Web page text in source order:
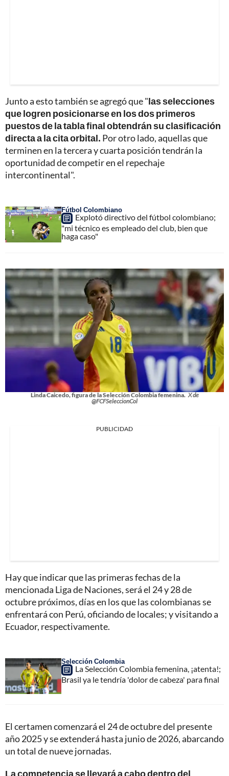
Junto a esto también se agregó que "las selecciones
que logren posicionarse en los dos primeros
puestos de la tabla final obtendrán su clasificación
directa a la cita orbital. Por otro lado, aquellas que
terminen en la tercera y cuarta posición tendrán la
oportunidad de competir en el repechaje
intercontinental".
Fútbol Colombiano
Explotó directivo del fútbol colombiano;
"mi técnico es empleado del club, bien que
haga caso"
Linda Caicedo, figura de la Selección Colombia femenina. X de
@FCFSeleccionCol
PUBLICIDAD
Hay que indicar que las primeras fechas de la
mencionada Liga de Naciones, será el 24 y 28 de
octubre próximos, días en los que las colombianas se
enfrentará con Perú, oficiando de locales; y visitando a
Ecuador, respectivamente.
Selección Colombia
La Selección Colombia femenina, ¡atenta!;
Brasil ya le tendría 'dolor de cabeza' para final
El certamen comenzará el 24 de octubre del presente
año 2025 y se extenderá hasta junio de 2026, abarcando
un total de nueve jornadas.
La competencia se llevará a cabo dentro del